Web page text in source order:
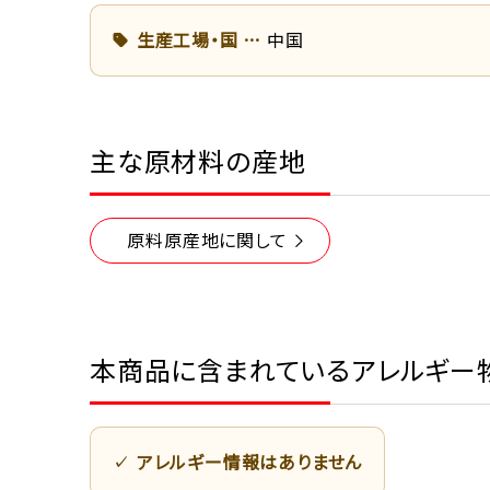
生産工場・国 中国
主な原材料の産地
原料原産地に関して
本商品に含まれているアレルギー
アレルギー情報はありません